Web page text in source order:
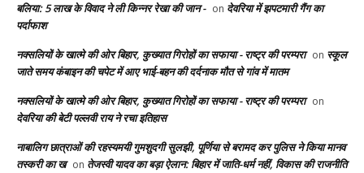
बलिया: 5 लाख के विवाद ने ली किन्नर रेखा की जान - on देवरिया में झपटमारी गैंग का
पर्दाफाश
नक्सलियों के खात्मे की ओर बिहार, कुख्यात गिरोहों का सफाया - राष्ट्र की परम्परा on स्कूल
जाते समय कंबाइन की चपेट में आए भाई-बहन की दर्दनाक मौत से गांव में मातम
नक्सलियों के खात्मे की ओर बिहार, कुख्यात गिरोहों का सफाया - राष्ट्र की परम्परा on
देवरिया की बेटी पल्लवी राय ने रचा इतिहास
नाबालिग छात्राओं की रहस्यमयी गुमशुदगी सुलझी, पूर्णिया से बरामद कर पुलिस ने किया मानव
तस्करी का ख on तेजस्वी यादव का बड़ा ऐलान: बिहार में जाति-धर्म नहीं, विकास की राजनीति